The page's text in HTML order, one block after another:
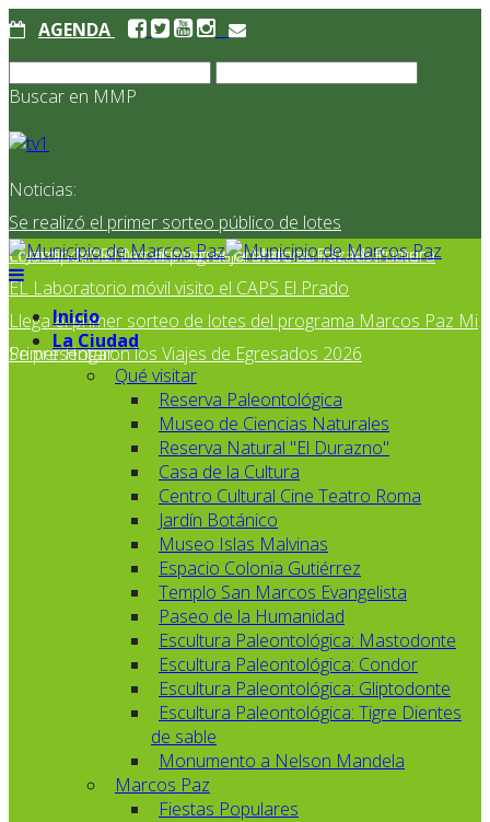
AGENDA
Buscar en MMP
Noticias:
Se realizó el primer sorteo público de lotes
correspondientes al programa Marcos Paz Mi Primer
El Jardín N° 910 continúa mejorando su infraestructura
EL Laboratorio móvil visito el CAPS El Prado
Llega el primer sorteo de lotes del programa Marcos Paz Mi
Primer Hogar
Se presentaron los Viajes de Egresados 2026
Inicio
La Ciudad
Qué visitar
Reserva Paleontológica
Museo de Ciencias Naturales
Reserva Natural "El Durazno"
Casa de la Cultura
Centro Cultural Cine Teatro Roma
Jardín Botánico
Museo Islas Malvinas
Espacio Colonia Gutiérrez
Templo San Marcos Evangelista
Paseo de la Humanidad
Escultura Paleontológica: Mastodonte
Escultura Paleontológica: Condor
Escultura Paleontológica: Gliptodonte
Escultura Paleontológica: Tigre Dientes
de sable
Monumento a Nelson Mandela
Marcos Paz
Fiestas Populares